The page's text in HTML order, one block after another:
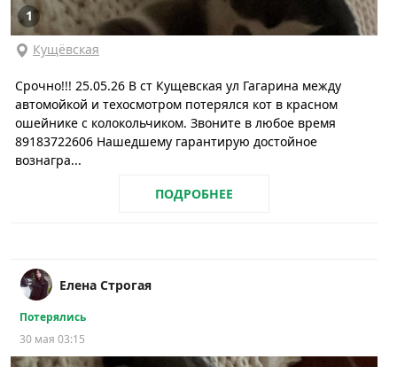
1
Кущёвская
Срочно!!! 25.05.26 В ст Кущевская ул Гагарина между
автомойкой и техосмотром потерялся кот в красном
ошейнике с колокольчиком. Звоните в любое время
89183722606 Нашедшему гарантирую достойное
вознагра...
ПОДРОБНЕЕ
Елена Строгая
Потерялись
30 мая 03:15